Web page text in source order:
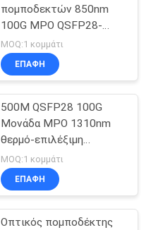
πομποδεκτών 850nm
100G MPO QSFP28-
100G-SR4 100G QSFP28
MOQ:1 κομμάτι
ΕΠΑΦΉ
500M QSFP28 100G
Μονάδα MPO 1310nm
θερμό-επιλέξιμη
QSFP28-100G-SR4
MOQ:1 κομμάτι
ΕΠΑΦΉ
Οπτικός πομποδέκτης